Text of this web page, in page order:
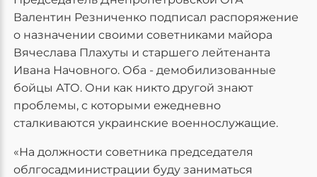
Валентин Резниченко подписал распоряжение
о назначении своими советниками майора
Вячеслава Плахуты и старшего лейтенанта
Ивана Начовного. Оба - демобилизованные
бойцы АТО. Они как никто другой знают
проблемы, с которыми ежедневно
сталкиваются украинские военнослужащие.
«На должности советника председателя
облгосадминистрации буду заниматься